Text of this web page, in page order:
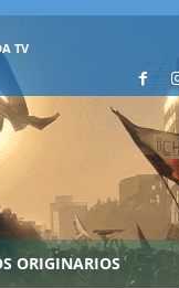
TV
ORIGINARIOS